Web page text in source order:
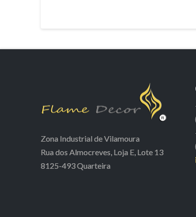
Zona Industrial de Vilamoura
Rua dos Almocreves, Loja E, Lote 13
8125-493 Quarteira